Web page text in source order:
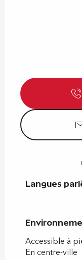
Langues
Langues
Accessible à
En centre-ville